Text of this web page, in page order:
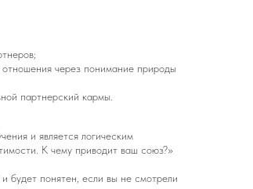
через понимание природы
партнерский кармы.
и является логическим
К чему приводит ваш союз?»
будет понятен, если вы не смотрели